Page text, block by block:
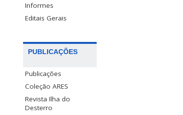
Informes
Editais Gerais
PUBLICAÇÕES
Publicações
Coleção ARES
Revista Ilha do
Desterro